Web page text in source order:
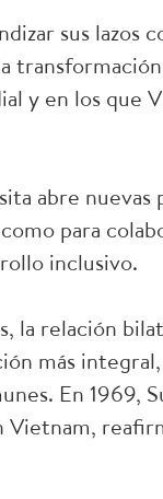
sus
y en los que
abre
para
inclusivo.
la relación
más
En